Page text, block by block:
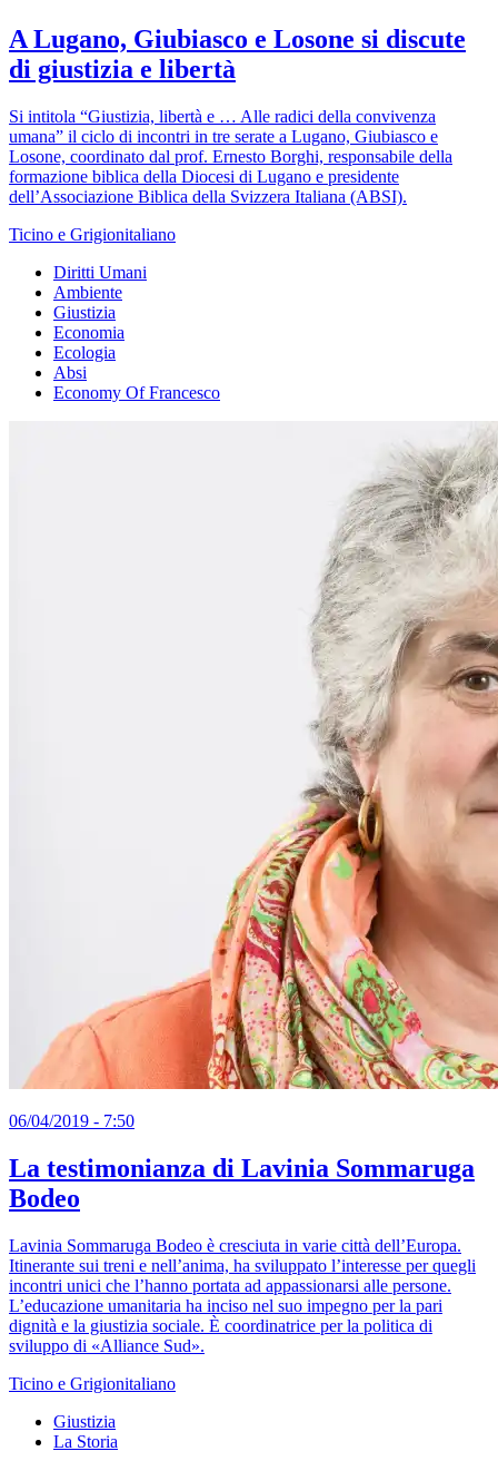
A Lugano, Giubiasco e Losone si discute
di giustizia e libertà
Si intitola “Giustizia, libertà e … Alle radici della convivenza
umana” il ciclo di incontri in tre serate a Lugano, Giubiasco e
Losone, coordinato dal prof. Ernesto Borghi, responsabile della
formazione biblica della Diocesi di Lugano e presidente
dell’Associazione Biblica della Svizzera Italiana (ABSI).
Ticino e Grigionitaliano
Diritti Umani
Ambiente
Giustizia
Economia
Ecologia
Absi
Economy Of Francesco
06/04/2019 - 7:50
La testimonianza di Lavinia Sommaruga
Bodeo
Lavinia Sommaruga Bodeo è cresciuta in varie città dell’Europa.
Itinerante sui treni e nell’anima, ha sviluppato l’interesse per quegli
incontri unici che l’hanno portata ad appassionarsi alle persone.
L’educazione umanitaria ha inciso nel suo impegno per la pari
dignità e la giustizia sociale. È coordinatrice per la politica di
sviluppo di «Alliance Sud».
Ticino e Grigionitaliano
Giustizia
La Storia